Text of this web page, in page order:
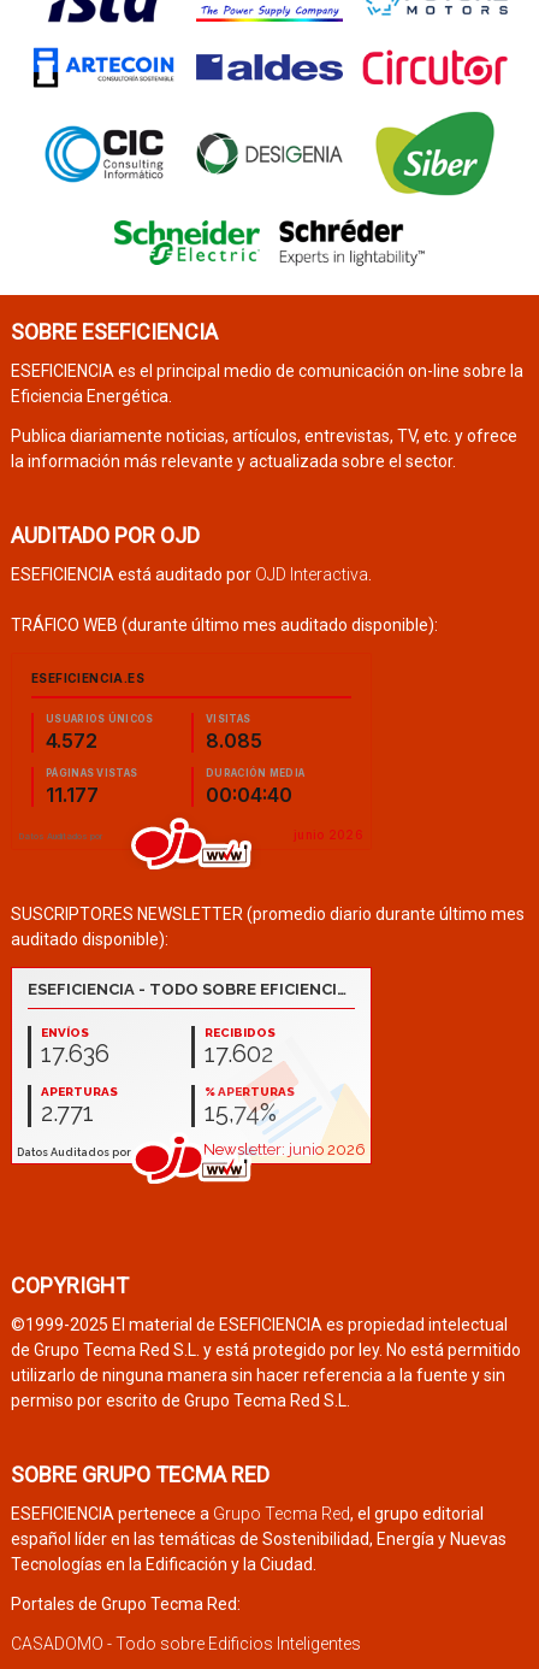
SOBRE ESEFICIENCIA
ESEFICIENCIA es el principal medio de comunicación on-line sobre la
Eficiencia Energética.
Publica diariamente noticias, artículos, entrevistas, TV, etc. y ofrece
la información más relevante y actualizada sobre el sector.
AUDITADO POR OJD
ESEFICIENCIA está auditado por OJD Interactiva
TRÁFICO WEB (durante último mes auditado disponible):
SUSCRIPTORES NEWSLETTER (promedio diario durante último mes
auditado disponible):
COPYRIGHT
©1999-2025 El material de ESEFICIENCIA es propiedad intelectual
de Grupo Tecma Red S.L. y está protegido por ley. No está permitido
utilizarlo de ninguna manera sin hacer referencia a la fuente y sin
permiso por escrito de Grupo Tecma Red S.L.
SOBRE GRUPO TECMA RED
ESEFICIENCIA pertenece a Grupo Tecma Red, el grupo editorial
español líder en las temáticas de Sostenibilidad, Energía y Nuevas
Tecnologías en la Edificación y la Ciudad.
Portales de Grupo Tecma Red:
CASADOMO - Todo sobre Edificios Inteligentes